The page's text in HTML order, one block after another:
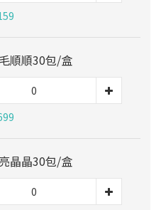
順順30包/盒
晶晶30包/盒